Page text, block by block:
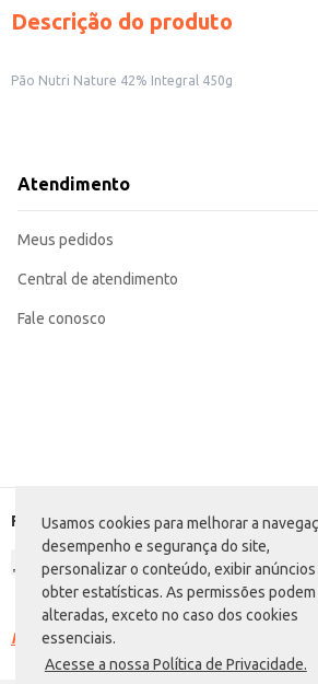
Usamos cookies para melhorar a
desempenho e segurança do site,
personalizar o conteúdo, exibir anúncios
obter estatísticas. As permissões
alteradas, exceto no caso dos cookies
essenciais.
Acesse a nossa Política de Privacidade.
Descrição do produto
Pão Nutri Nature 42% Integral 450g
Atendimento
Meus pedidos
Central de atendimento
Fale conosco
Formas de pagamento
Racismo é crime. Denuncie. Disque 100 ou